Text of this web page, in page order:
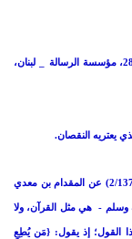
[5] «مدخل لمعرفة الإسلام»، للشيخ يوسف القرضاوي، ص: 287، مؤسسة الرسالة _ لبنان،
[7] رواه الإمام أحمد: (4/130)، والطبراني في مسند الشاميين: (2/137) عن المقدام بن معدي
- هي مثل القرآن، ولا
القول؛ إذ يقول: {مَن يُطِعِ